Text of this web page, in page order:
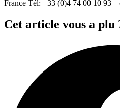
France Tél: +33 (0)4 74 00 10 93
Cet article vous a plu